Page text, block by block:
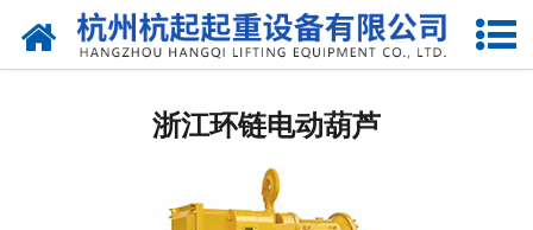
网站首页
浙江电动葫芦
浙江环链电动葫芦